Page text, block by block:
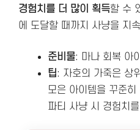
경험치를 더 많이 획득할 수
에 도달할 때까지 사냥을 지
준비물: 마나 회복 아
팁: 자호의 가죽은 상
모은 아이템을 꾸준
파티 사냥 시 경험치